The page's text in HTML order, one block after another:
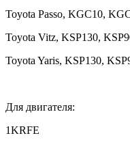
Toyota Passo, KGC10,
Toyota Vitz, KSP130,
Toyota Yaris, KSP130,
Для двигателя:
1KRFE